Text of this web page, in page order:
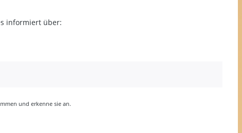
informiert über:
und erkenne sie an.